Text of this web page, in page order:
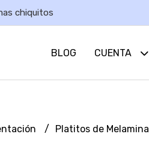
chiquitos
BLOG CUENTA
Platitos de Melamina